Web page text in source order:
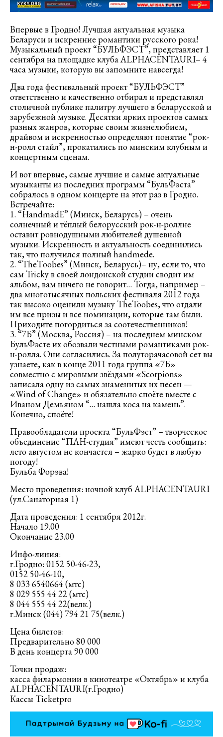
Впервые в Гродно! Лучшая актуальная музыка
Беларуси и искренние романтики русского рока!
Музыкальный проект “БУЛЬФЭСТ”, представляет 1
сентября на площадке клуба ALPHACENTAURI– 4
часа музыки, которую вы запомните навсегда!
Два года фестивальный проект “БУЛЬФЭСТ”
ответственно и качественно отбирал и представлял
столичной публике палитру лучшего в беларусской и
зарубежной музыке. Десятки ярких проектов самых
разных жанров, которые своим жизнелюбием,
драйвом и искренностью определяют понятие “рок-
н-ролл стайл”, прокатились по минским клубным и
концертным сценам.
И вот впервые, самые лучшие и самые актуальные
музыканты из последних программ “БульФэста”
собралось в одном концерте на этот раз в Гродно.
Встречайте:
1. “HаndmadE” (Минск, Беларусь) – очень
солнечный и тёплый белорусский рок-н-роллне
оставит ровнодушными любителей душевной
музыки. Искренность и актуальность соединились
так, что получился полный hаndmedе.
2. “TheTооbes” (Минск, Беларусь)– ну, если то, что
сам Tricky в своей лондонской студии сводит им
альбом, вам ничего не говорит… Тогда, например –
два многотысячных польских фестиваля 2012 года
так высоко оценили музыку TheToobes, что отдали
им все призы и все номинации, которые там были.
Приходите погордиться за соотечественников!
3. “7Б” (Москва, Россия) – на последнем минском
БульФэсте их обозвали честными романтиками рок-
н-ролла. Они согласились. За полуторачасовой сет вы
узнаете, как в конце 2011 года группа «7Б»
совместно с мировыми звёздами «Scorpions»
записала одну из самых знаменитых их песен —
«Wind of Change» и обязательно споёте вместе с
Иваном Демьяном “… нашла коса на камень”.
Конечно, споёте!
Правообладатели проекта “БульФэст” – творческое
объединение “ПАН-студия” имеют честь сообщить:
лето августом не кончается – жарко будет в любую
погоду!
Бульба Форэва!
Место проведения: ночной клуб ALPHACENTAURI
(ул.Санаторная 1)
Дата проведения: 1 сентября 2012г.
Начало 19.00
Окончание 23.00
Инфо-линия:
г.Гродно: 0152 50-46-23,
0152 50-46-10,
8 033 6540664 (мтс)
8 029 555 44 22 (мтс)
8 044 555 44 22(велк.)
г.Минск (044) 794 21 75(велк.)
Цена билетов:
Предварительно 80 000
В день концерта 90 000
Точки продаж:
касса филармонии в кинотеатре «Октябрь» и клуба
ALPHACENTAURI(г.Гродно)
Кассы Ticketpro